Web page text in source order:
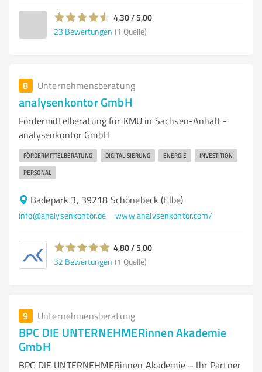
4,30 / 5,00
23 Bewertungen (1 Quelle)
8 Unternehmensberatung
analysenkontor GmbH
Fördermittelberatung für KMU in Sachsen-Anhalt -
analysenkontor GmbH
FÖRDERMITTELBERATUNG DIGITALISIERUNG ENERGIE INVESTITION
PERSONAL
Badepark 3, 39218 Schönebeck (Elbe)
info@analysenkontor.de www.analysenkontor.com/
4,80 / 5,00
32 Bewertungen (1 Quelle)
9 Unternehmensberatung
BPC DIE UNTERNEHMERinnen Akademie
GmbH
BPC DIE UNTERNEHMERinnen Akademie – Ihr Partner